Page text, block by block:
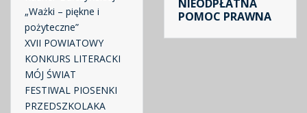
„Ważki – piękne i
pożyteczne”
XVII POWIATOWY
KONKURS LITERACKI
MÓJ ŚWIAT
FESTIWAL PIOSENKI
PRZEDSZKOLAKA
NIEODPŁATNA
POMOC PRAWNA